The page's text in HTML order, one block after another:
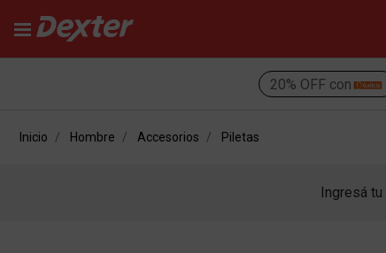
20% OFF con
Inicio Hombre Accesorios Piletas
Ingresá tu